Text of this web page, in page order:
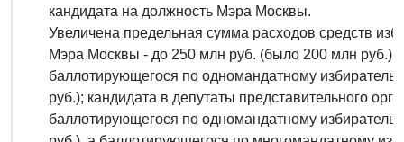
кандидата на должность Мэра Москвы.
Увеличена предельная сумма расходов средств
Мэра Москвы - до 250 млн руб. (было 200 млн руб.);
баллотирующегося по одномандатному
руб.); кандидата в депутаты представительного
баллотирующегося по одномандатному